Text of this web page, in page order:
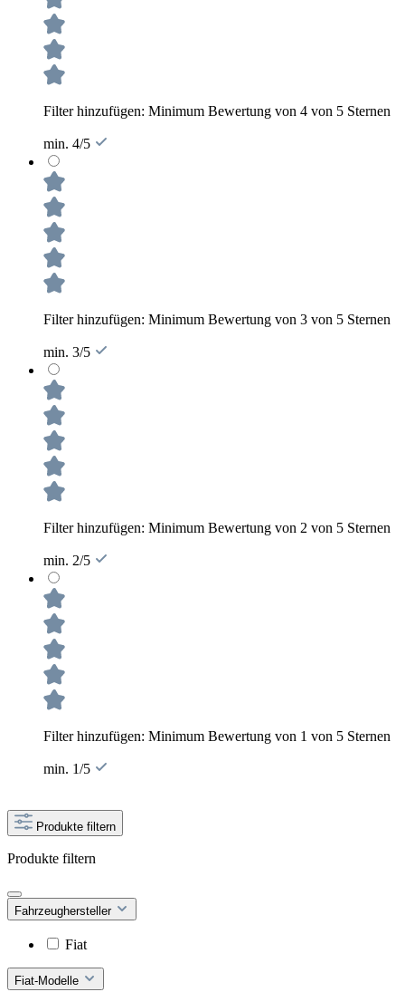
Filter hinzufügen: Minimum Bewertung von 4 von 5 Sternen
min. 4/5
Filter hinzufügen: Minimum Bewertung von 3 von 5 Sternen
min. 3/5
Filter hinzufügen: Minimum Bewertung von 2 von 5 Sternen
min. 2/5
Filter hinzufügen: Minimum Bewertung von 1 von 5 Sternen
min. 1/5
Produkte filtern
Produkte filtern
Fahrzeughersteller
Fiat
Fiat-Modelle